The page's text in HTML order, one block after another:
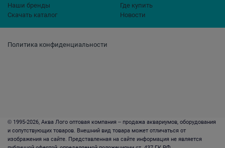
Политика конфиденциальности
Наши бренды
Скачать каталог
Где купить
Новости
© 1995-2026, Аква Лого оптовая компания – продажа аквариумов, оборудования
и сопутствующих товаров. Внешний вид товара может отличаться от
изображения на сайте. Представленная на сайте информация не является